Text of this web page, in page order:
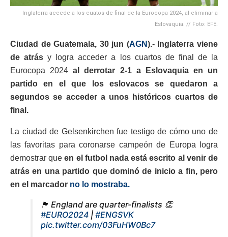
Inglaterra accede a los cuatos de final de la Eurocopa 2024, al eliminar a
Eslovaquia. // Foto: EFE.
Ciudad de Guatemala, 30 jun (AGN).- Inglaterra viene
de atrás y logra acceder a los cuartos de final de la
Eurocopa 2024al derrotar 2-1 a Eslovaquia en un
partido en el que los eslovacos se quedaron a
segundos se acceder a unos históricos cuartos de
final.
La ciudad de Gelsenkirchen fue testigo de cómo uno de
las favoritas para coronarse campeón de Europa logra
demostrar queen el futbol nada está escrito al venir de
atrás en una partido que dominó de inicio a fin, pero
en el marcador no lo mostraba.
🏴󠁧󠁢󠁥󠁮󠁧󠁿 England are quarter-finalists 👏
#EURO2024 | #ENGSVK
pic.twitter.com/03FuHW0Bc7